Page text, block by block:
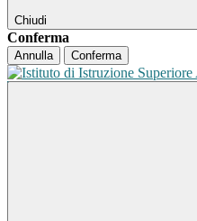
Chiudi
Conferma
Annulla Conferma